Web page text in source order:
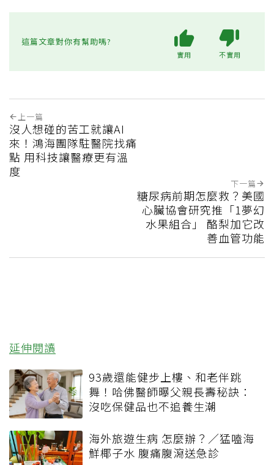
這篇文章對你有幫助嗎?
實用 不實用
上一篇
沒人想碰的苦工就讓AI
來！鴻海團隊駐醫院找痛
點 用科技讓醫療更有溫
度
下一篇
糖尿病前期怎麼救？美國
心臟協會研究推「1夢幻
水果組合」 酪梨加它改
善血管功能
延伸閱讀
93歲還能健步上樓、和老伴跳
舞！哈佛醫師曝父親長壽秘訣：
沒吃保健品也不追養生潮
海外旅遊生病 怎麼辦？／猛嗑海
鮮椰子水 腹痛腹瀉送急診